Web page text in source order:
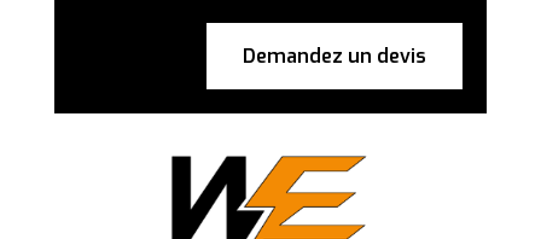
Demandez un devis